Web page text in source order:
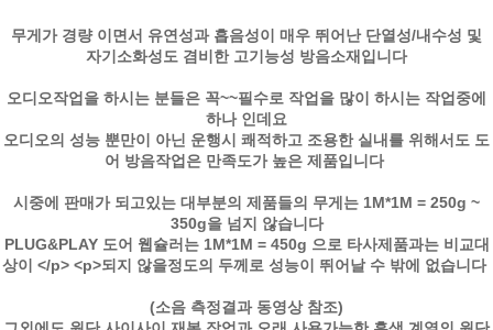
무게가 경량 이면서 유연성과 흡음성이 매우 뛰어난 단열성/내수성 및
자기소화성도 겸비한 고기능성 방음소재입니다
오디오작업을 하시는 분들은 꼭~~필수로 작업을 많이 하시는 작업중에
하나 인데요
오디오의 성능 뿐만이 아닌 운행시 쾌적하고 조용한 실내를 위해서도 도
어 방음작업은 만족도가 높은 제품입니다
시중에 판매가 되고있는 대부분의 제품들의 무게는 1M*1M = 250g ~
350g을 넘지 않습니다
PLUG&PLAY 도어 웹슐러는 1M*1M = 450g 으로 타사제품과는 비교대
상이 </p> <p>되지 않을정도의 두께로 성능이 뛰어날 수 밖에 없습니다
(소음 측정결과 동영상 참조)